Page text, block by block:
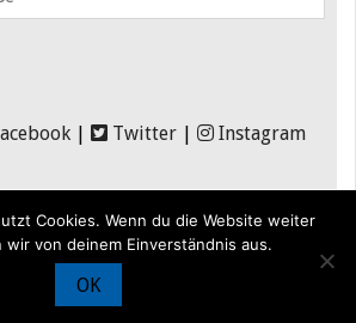
Twitter Instagram
Förderung|
Cookies. Wenn du die Website weiter
von deinem Einverständnis aus.
OK